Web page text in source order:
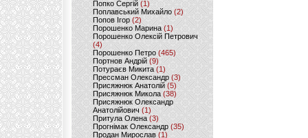
Попко Сергій (1)
Поплавський Михайло (2)
Попов Ігор(2)
Порошенко Марина (1)
Порошенко Олексій Петрович
(4)
Порошенко Петро (465)
Портнов Андрій (9)
Потураєв Микита(1)
Прессман Олександр(3)
Присяжнюк Анатолій (5)
Присяжнюк Микола (38)
Присяжнюк Олександр
Анатолійович (1)
Притула Олена (3)
Прогнімак Олександр(35)
Продан Мирослав(1)